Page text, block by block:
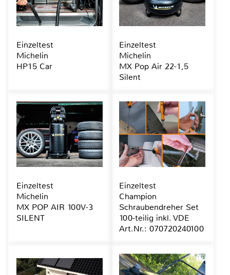
Einzeltest
Michelin
HP15 Car
Einzeltest
Michelin
MX Pop Air 22-1,5
Silent
Einzeltest
Michelin
MX POP AIR 100V-3
SILENT
Einzeltest
Champion
Schraubendreher Set
100-teilig inkl. VDE
Art.Nr.: 070720240100